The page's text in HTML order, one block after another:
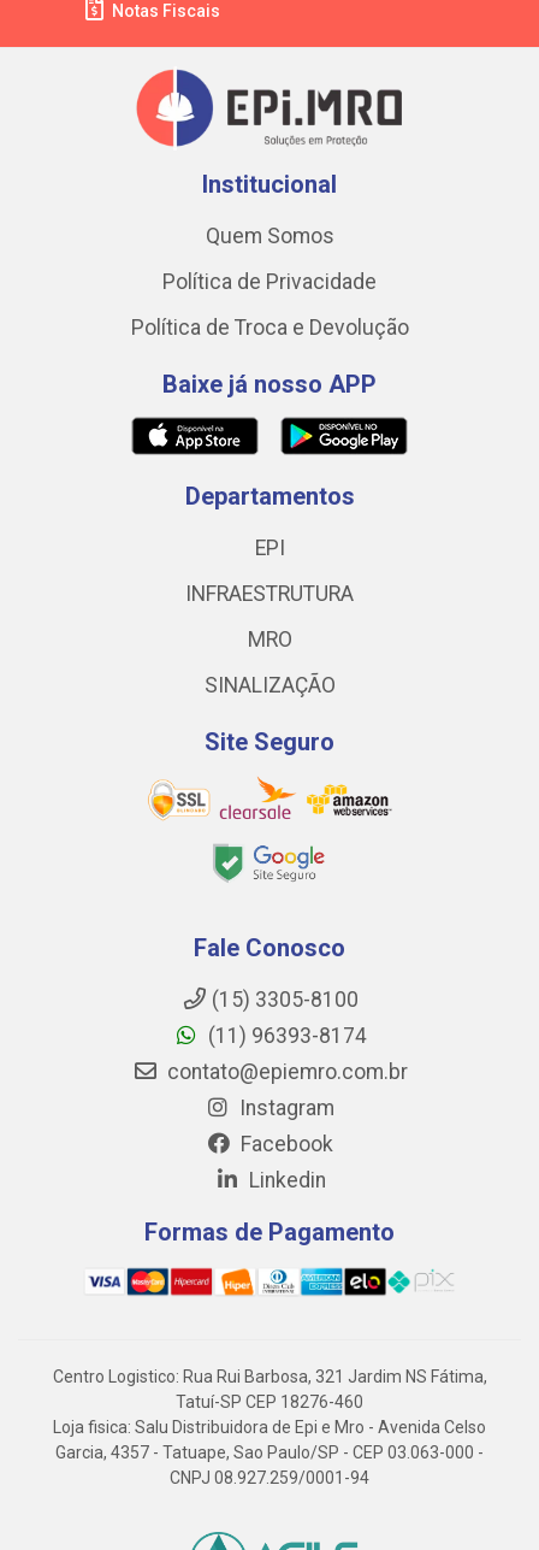
Notas Fiscais
Institucional
Quem Somos
Política de Privacidade
Política de Troca e Devolução
Baixe já nosso APP
Departamentos
EPI
INFRAESTRUTURA
MRO
SINALIZAÇÃO
Site Seguro
Fale Conosco
(15) 3305-8100
(11) 96393-8174
contato@epiemro.com.br
Instagram
Facebook
Linkedin
Formas de Pagamento
Centro Logistico: Rua Rui Barbosa, 321 Jardim NS Fátima,
Tatuí-SP CEP 18276-460
Loja fisica: Salu Distribuidora de Epi e Mro - Avenida Celso
Garcia, 4357 - Tatuape, Sao Paulo/SP - CEP 03.063-000 -
CNPJ 08.927.259/0001-94